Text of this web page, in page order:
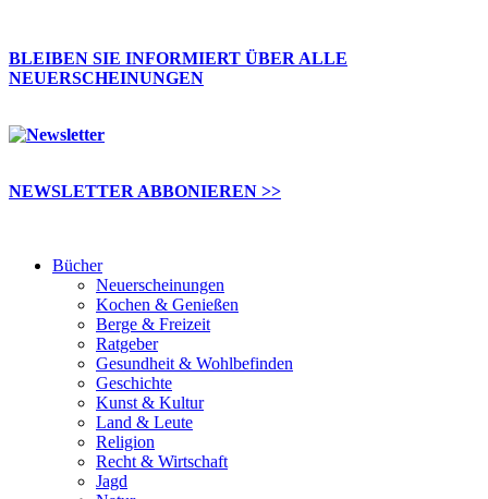
BLEIBEN SIE INFORMIERT ÜBER ALLE
NEUERSCHEINUNGEN
NEWSLETTER ABBONIEREN >>
Bücher
Neuerscheinungen
Kochen & Genießen
Berge & Freizeit
Ratgeber
Gesundheit & Wohlbefinden
Geschichte
Kunst & Kultur
Land & Leute
Religion
Recht & Wirtschaft
Jagd